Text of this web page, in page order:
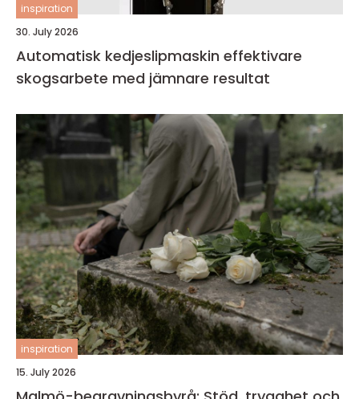
inspiration
30. July 2026
Automatisk kedjeslipmaskin effektivare
skogsarbete med jämnare resultat
inspiration
15. July 2026